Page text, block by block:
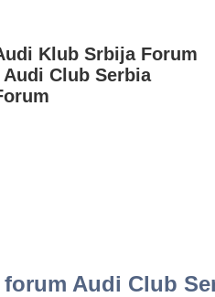
Klub Srbija Forum
Audi Club Serbia
Audi Club